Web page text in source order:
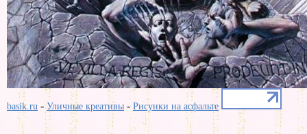
basik.ru -Уличные креативы - Рисунки на асфальте